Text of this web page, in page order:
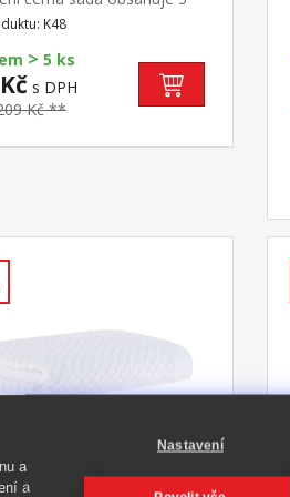
vhodné pro většinu
kancelářských židlí a křesel
K48
> 5 ks
s DPH
Kč **
a
a
Nastavení